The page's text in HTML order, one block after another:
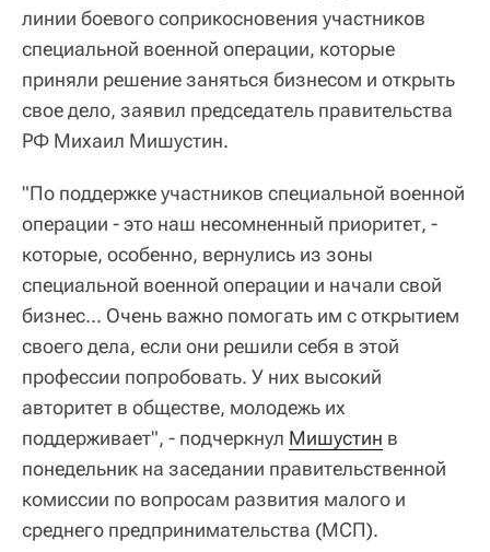
линии боевого соприкосновения участников
специальной военной операции, которые
приняли решение заняться бизнесом и открыть
свое дело, заявил председатель правительства
РФ Михаил Мишустин.
"По поддержке участников специальной военной
операции - это наш несомненный приоритет, -
которые, особенно, вернулись из зоны
специальной военной операции и начали свой
бизнес... Очень важно помогать им с открытием
своего дела, если они решили себя в этой
профессии попробовать. У них высокий
авторитет в обществе, молодежь их
поддерживает", - подчеркнул Мишустин в
понедельник на заседании правительственной
комиссии по вопросам развития малого и
среднего предпринимательства (МСП).